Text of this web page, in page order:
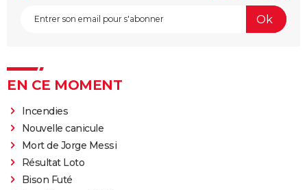
EN CE MOMENT
Incendies
Nouvelle canicule
Mort de Jorge Messi
Résultat Loto
Bison Futé